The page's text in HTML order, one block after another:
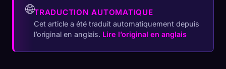
🌐TRADUCTION AUTOMATIQUE
Cet article a été traduit automatiquement depuis
l’original en anglais. Lire l’original en anglais